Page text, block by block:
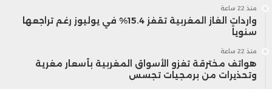
على المدى الطويل. وأكد على أن تطوير رؤية
استراتيجية ضرورية لتحويل المغرب إلى قوة
اقتصادية رائدة.
منذ 22 ساعة
واردات الغاز المغربية تقفز 15.4% في يوليوز رغم تراجعها
سنوياً
منذ 22 ساعة
هواتف مخترقة تغزو الأسواق المغربية بأسعار مغرية
وتحذيرات من برمجيات تجسس